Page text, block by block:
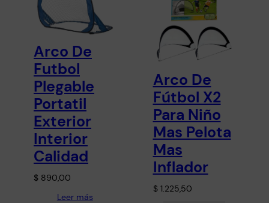
Arco De
Futbol
Plegable
Portatil
Exterior
Interior
Calidad
$ 890,00
Leer más
Arco De
Fútbol X2
Para Niño
Mas Pelota
Mas
Inflador
$1.225,50